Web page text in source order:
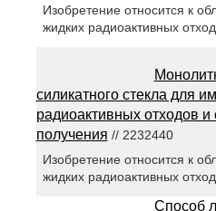
Изобретение относится к
жидких радиоактивных
силикатного стекла для
радиоактивных отходов и
получения // 2232440
Изобретение относится к
жидких радиоактивных
Способ